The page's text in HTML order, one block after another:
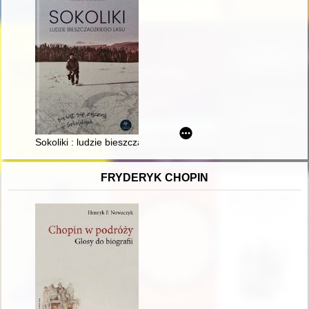
Sokoliki : ludzie bieszczadzkiego lasu
FRYDERYK CHOPIN